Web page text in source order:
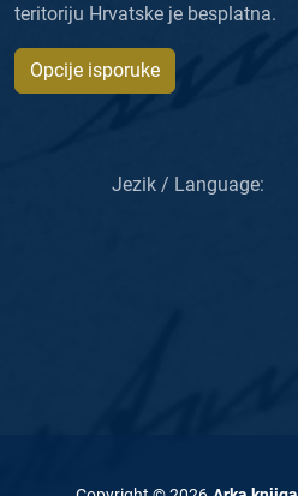
teritoriju Hrvatske je besplatna.
Opcije isporuke
Jezik / Language: